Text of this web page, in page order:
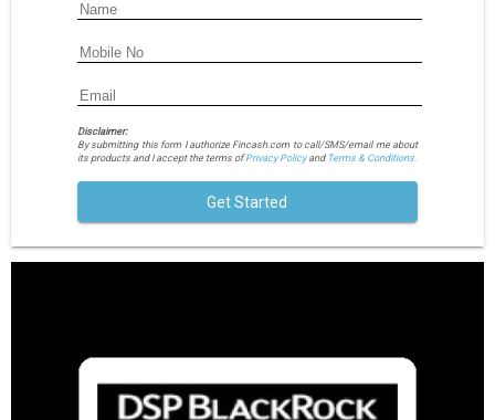
Disclaimer:
By submitting this form I authorize Fincash.com to call/SMS/email me about
its products and I accept the terms ofPrivacy Policyand Terms & Conditions.
Get Started